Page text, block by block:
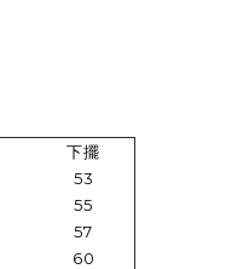
下擺
53
55
57
60